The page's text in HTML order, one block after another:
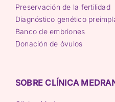
Preservación de la fertilidad
Diagnóstico genético
Banco de embriones
Donación de óvulos
SOBRE CLÍNICA